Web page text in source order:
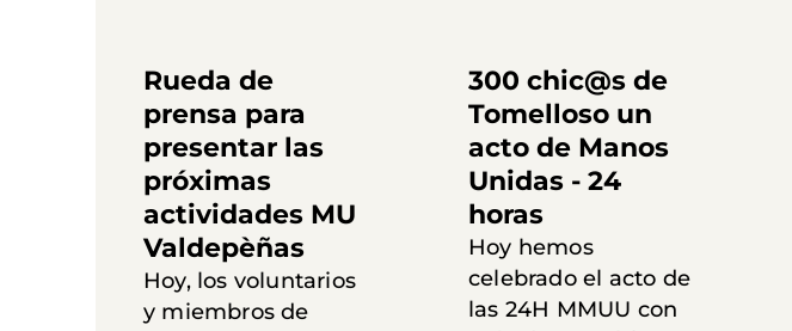
Rueda de
prensa para
presentar las
próximas
actividades MU
Valdepèñas
Hoy, los voluntarios
y miembros de
300 chic@s de
Tomelloso un
acto de Manos
Unidas - 24
horas
Hoy hemos
celebrado el acto de
las 24H MMUU con